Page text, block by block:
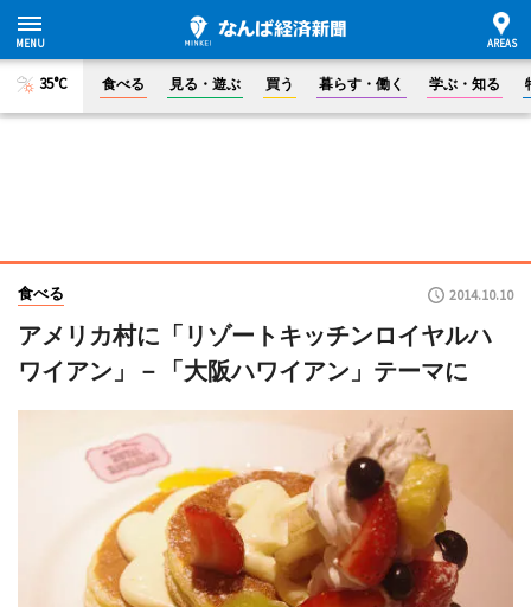
35°C 食べる 見る・遊ぶ 買う 暮らす・働く 学ぶ・知る
食べる 2014.10.10
アメリカ村に「リゾートキッチンロイヤルハ
ワイアン」－「大阪ハワイアン」テーマに